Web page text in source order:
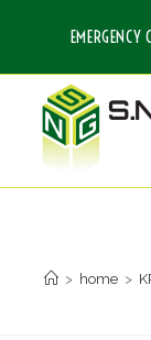
> home >